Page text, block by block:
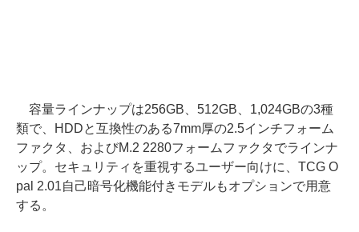
容量ラインナップは256GB、512GB、1,024GBの3種
類で、HDDと互換性のある7mm厚の2.5インチフォーム
ファクタ、およびM.2 2280フォームファクタでラインナ
ップ。セキュリティを重視するユーザー向けに、TCG O
pal 2.01自己暗号化機能付きモデルもオプションで用意
する。